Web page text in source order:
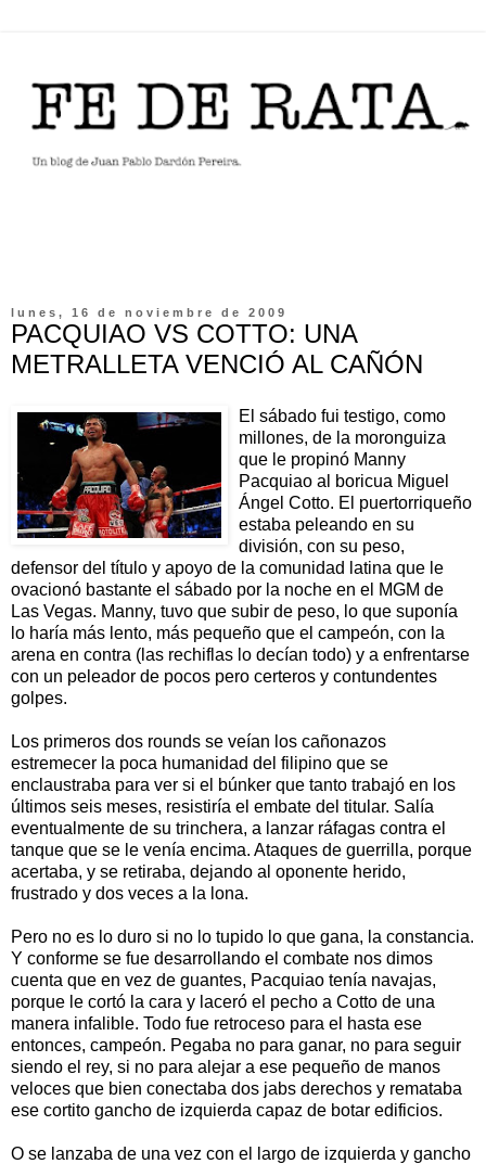
lunes, 16 de noviembre de 2009
PACQUIAO VS COTTO: UNA
METRALLETA VENCIÓ AL CAÑÓN
El sábado fui testigo, como
millones, de la moronguiza
que le propinó Manny
Pacquiao al boricua Miguel
Ángel Cotto. El puertorriqueño
estaba peleando en su
división, con su peso,
defensor del título y apoyo de la comunidad latina que le
ovacionó bastante el sábado por la noche en el MGM de
Las Vegas. Manny, tuvo que subir de peso, lo que suponía
lo haría más lento, más pequeño que el campeón, con la
arena en contra (las rechiflas lo decían todo) y a enfrentarse
con un peleador de pocos pero certeros y contundentes
golpes.
Los primeros dos rounds se veían los cañonazos
estremecer la poca humanidad del filipino que se
enclaustraba para ver si el búnker que tanto trabajó en los
últimos seis meses, resistiría el embate del titular. Salía
eventualmente de su trinchera, a lanzar ráfagas contra el
tanque que se le venía encima. Ataques de guerrilla, porque
acertaba, y se retiraba, dejando al oponente herido,
frustrado y dos veces a la lona.
Pero no es lo duro si no lo tupido lo que gana, la constancia.
Y conforme se fue desarrollando el combate nos dimos
cuenta que en vez de guantes, Pacquiao tenía navajas,
porque le cortó la cara y laceró el pecho a Cotto de una
manera infalible. Todo fue retroceso para el hasta ese
entonces, campeón. Pegaba no para ganar, no para seguir
siendo el rey, si no para alejar a ese pequeño de manos
veloces que bien conectaba dos jabs derechos y remataba
ese cortito gancho de izquierda capaz de botar edificios.
O se lanzaba de una vez con el largo de izquierda y gancho